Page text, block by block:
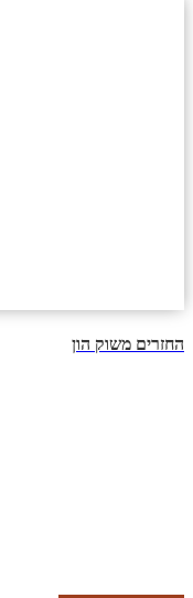
החזרים משוק הון